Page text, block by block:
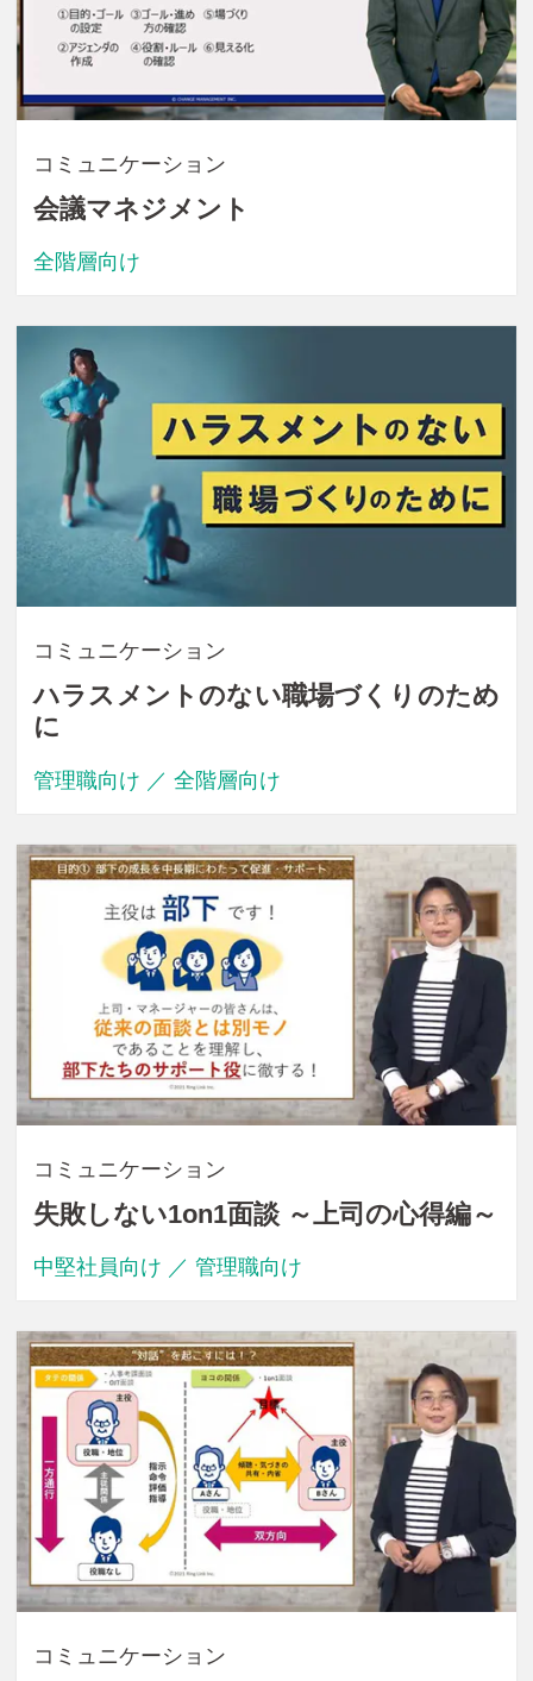
コミュニケーション
会議マネジメント
全階層向け
コミュニケーション
ハラスメントのない職場づくりのため
に
管理職向け ／ 全階層向け
コミュニケーション
失敗しない1on1面談 ～上司の心得編～
中堅社員向け ／ 管理職向け
コミュニケーション